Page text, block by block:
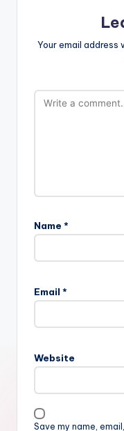
Your email address
Name *
Email *
Website
Save my name,